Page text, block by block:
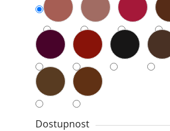
hvězdiček.
Dostupnost